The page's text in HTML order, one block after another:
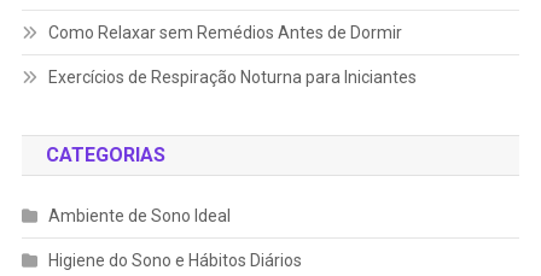
Como Relaxar sem Remédios Antes de Dormir
Exercícios de Respiração Noturna para Iniciantes
CATEGORIAS
Ambiente de Sono Ideal
Higiene do Sono e Hábitos Diários